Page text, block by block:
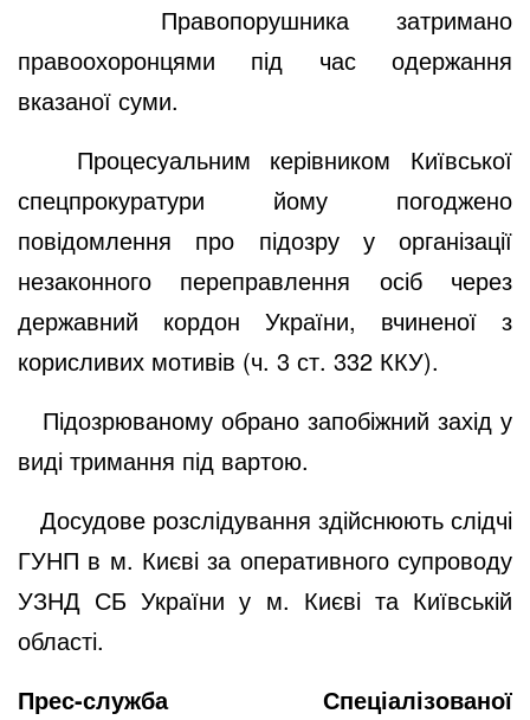
Правопорушника затримано
правоохоронцями під час одержання
вказаної суми.
Процесуальним керівником Київської
спецпрокуратури йому погоджено
повідомлення про підозру у організації
незаконного переправлення осіб через
державний кордон України, вчиненої з
корисливих мотивів (ч. 3 ст. 332 ККУ).
Підозрюваному обрано запобіжний захід у
виді тримання під вартою.
Досудове розслідування здійснюють слідчі
ГУНП в м. Києві за оперативного супроводу
УЗНД СБ України у м. Києві та Київській
області.
Прес-служба Спеціалізованої